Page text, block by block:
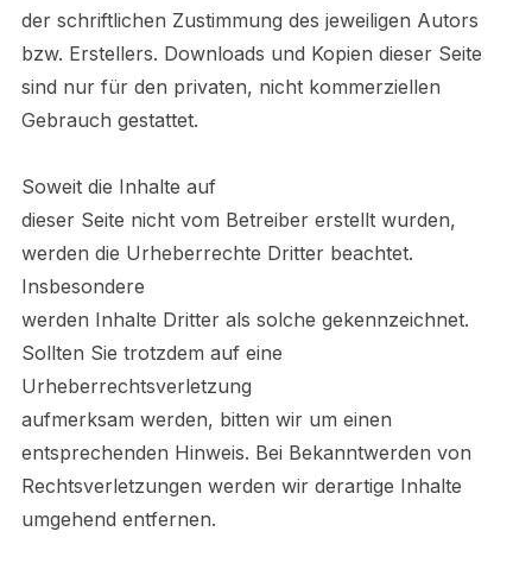
der schriftlichen Zustimmung des jeweiligen Autors
bzw. Erstellers. Downloads und Kopien dieser Seite
sind nur für den privaten, nicht kommerziellen
Gebrauch gestattet.
Soweit die Inhalte auf
dieser Seite nicht vom Betreiber erstellt wurden,
werden die Urheberrechte Dritter beachtet.
Insbesondere
werden Inhalte Dritter als solche gekennzeichnet.
Sollten Sie trotzdem auf eine
Urheberrechtsverletzung
aufmerksam werden, bitten wir um einen
entsprechenden Hinweis. Bei Bekanntwerden von
Rechtsverletzungen werden wir derartige Inhalte
umgehend entfernen.